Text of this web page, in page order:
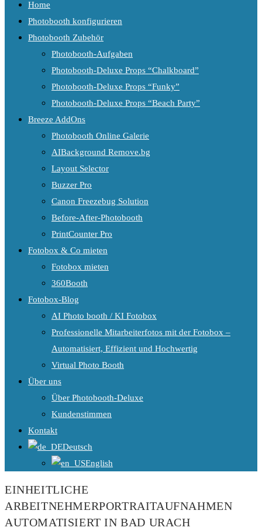
Home
Photobooth konfigurieren
Photobooth Zubehör
Photobooth-Aufgaben
Photobooth-Deluxe Props “Chalkboard”
Photobooth-Deluxe Props “Funky”
Photobooth-Deluxe Props “Beach Party”
Breeze AddOns
Photobooth Online Galerie
AIBackground Remove.bg
Layout Selector
Buzzer Pro
Canon Freezebug Solution
Before-After-Photobooth
PrintCounter Pro
Fotobox & Co mieten
Fotobox mieten
360Booth
Fotobox-Blog
AI Photo booth / KI Fotobox
Professionelle Mitarbeiterfotos mit der Fotobox –
Automatisiert, Effizient und Hochwertig
Virtual Photo Booth
Über uns
Über Photobooth-Deluxe
Kundenstimmen
Kontakt
Deutsch
English
EINHEITLICHE
ARBEITNEHMERPORTRAITAUFNAHMEN
AUTOMATISIERT IN BAD URACH